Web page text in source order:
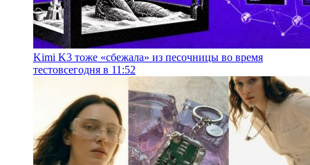
Kimi K3 тоже «сбежала» из песочницы во время
тестовсегодня в 11:52